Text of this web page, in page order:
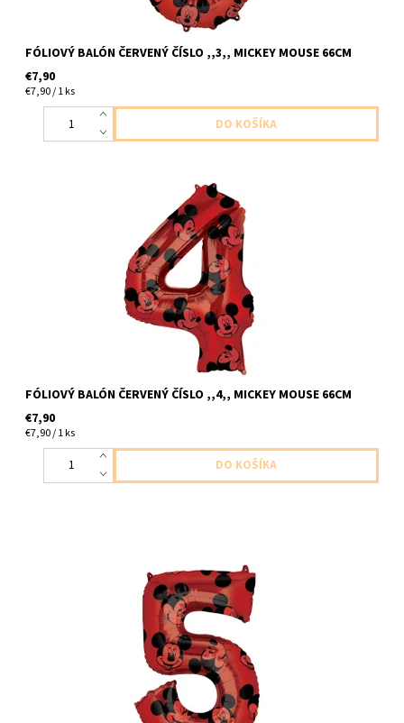
FÓLIOVÝ BALÓN ČERVENÝ ČÍSLO ,,3,, MICKEY MOUSE 66CM
€7,90
€7,90 / 1 ks
foliove cislo ,,4,, cerveny mickey mouse 1ks v baleni velkost
66cm dodavame nenafukany
FÓLIOVÝ BALÓN ČERVENÝ ČÍSLO ,,4,, MICKEY MOUSE 66CM
€7,90
€7,90 / 1 ks
foliove cislo ,,5,, cerveny mickey mouse 1ks v baleni velkost
66cm dodavame nenafukany